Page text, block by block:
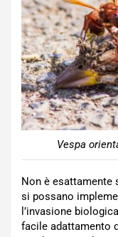
Vespa
Non è esattamente
si possano
l’invasione
facile adattamento